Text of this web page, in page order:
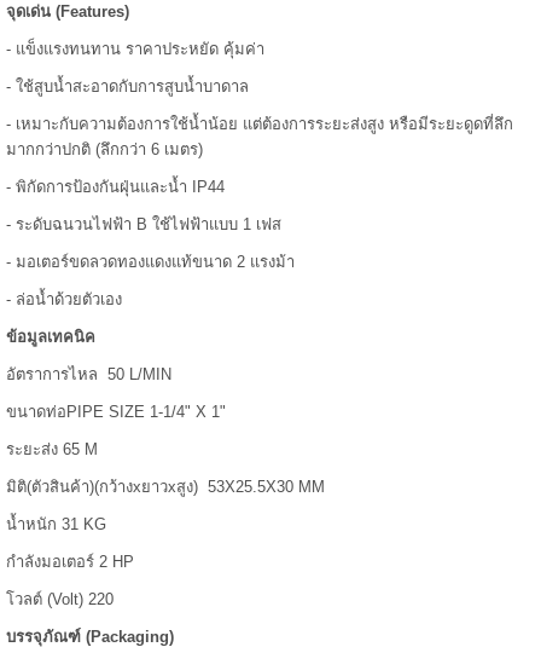
จุดเด่น (Features)
- แข็งแรงทนทาน ราคาประหยัด คุ้มค่า
- ใช้สูบน้ำสะอาดกับการสูบน้ำบาดาล
- เหมาะกับความต้องการใช้น้ำน้อย แต่ต้องการระยะส่งสูง หรือมีระยะดูดที่ลึก
มากกว่าปกติ (ลึกกว่า 6 เมตร)
- พิกัดการป้องกันฝุ่นและน้ำ IP44
- ระดับฉนวนไฟฟ้า B ใช้ไฟฟ้าแบบ 1 เฟส
- มอเตอร์ขดลวดทองแดงแท้ขนาด 2 แรงม้า
- ล่อน้ำด้วยตัวเอง
ข้อมูลเทคนิค
อัตราการไหล 50 L/MIN
ขนาดท่อPIPE SIZE 1-1/4" X 1"
ระยะส่ง 65 M
มิติ(ตัวสินค้า)(กว้างxยาวxสูง) 53X25.5X30 MM
น้ำหนัก 31 KG
กำลังมอเตอร์ 2 HP
โวลต์ (Volt) 220
บรรจุภัณฑ์ (Packaging)